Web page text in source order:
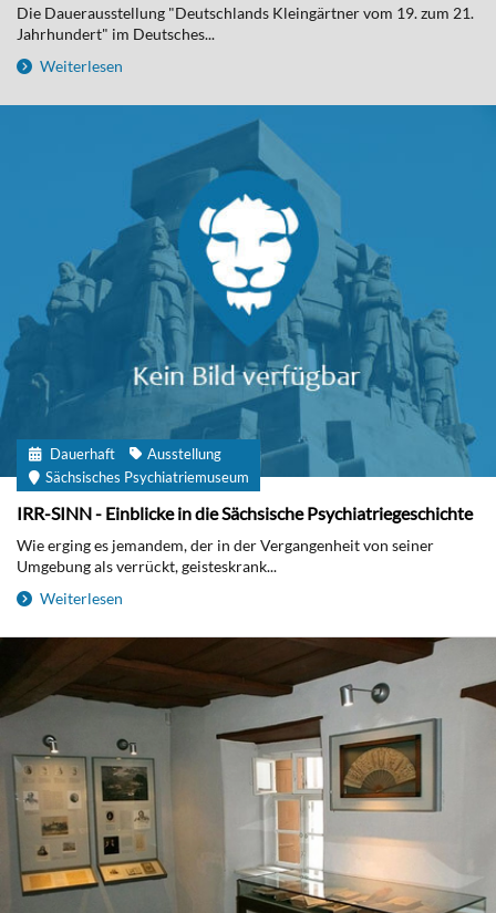
Die Dauerausstellung "Deutschlands Kleingärtner vom 19. zum 21.
Jahrhundert" im Deutsches...
Weiterlesen
Dauerhaft
Ausstellung
Sächsisches Psychiatriemuseum
IRR-SINN - Einblicke in die Sächsische Psychiatriegeschichte
Wie erging es jemandem, der in der Vergangenheit von seiner
Umgebung als verrückt, geisteskrank...
Weiterlesen